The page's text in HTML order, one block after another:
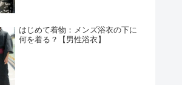
はじめて着物：メンズ浴衣の下に
何を着る？【男性浴衣】